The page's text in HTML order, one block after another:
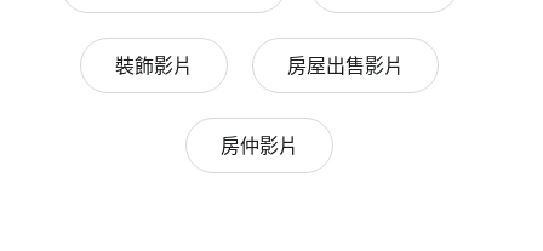
裝飾影片 房屋出售影片
房仲影片